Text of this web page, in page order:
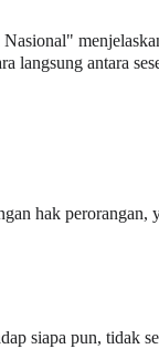
langsung antara
hak perorangan,
siapa pun, tidak